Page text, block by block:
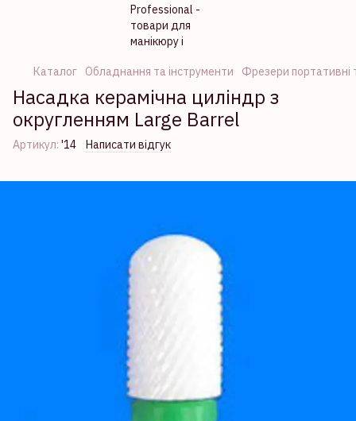
Каталог Обладнання та інструменти Фрезери портативні
Насадка керамічна циліндр з
округленням Large Barrel
Артикул: '14 Написати відгук